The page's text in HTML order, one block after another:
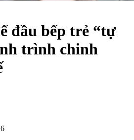
đầu bếp trẻ “tự
trình chinh